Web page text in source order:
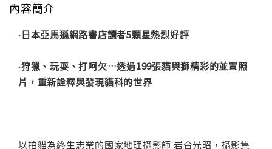
內容簡介
‧日本亞馬遜網路書店讀者5顆星熱烈好評
‧狩獵、玩耍、打呵欠…透過199張貓與獅精彩的並置照
片，重新詮釋與發現貓科的世界
以拍貓為終生志業的國家地理攝影師 岩合光昭，攝影集